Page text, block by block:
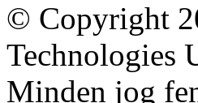
© Copyright
Technologies
Minden jog